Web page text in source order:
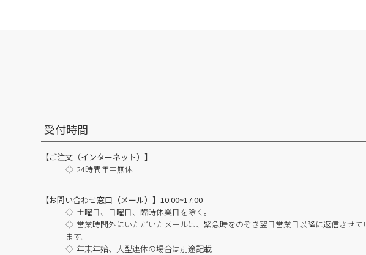
受付時間
【ご注文（インターネット）】
24時間年中無休
【お問い合わせ窓口（メール）】10:00~17:00
土曜日、日曜日、臨時休業日を除く。
営業時間外にいただいたメールは、緊急時をのぞき翌日営業日以降に返信させて
ます。
年末年始、大型連休の場合は別途記載